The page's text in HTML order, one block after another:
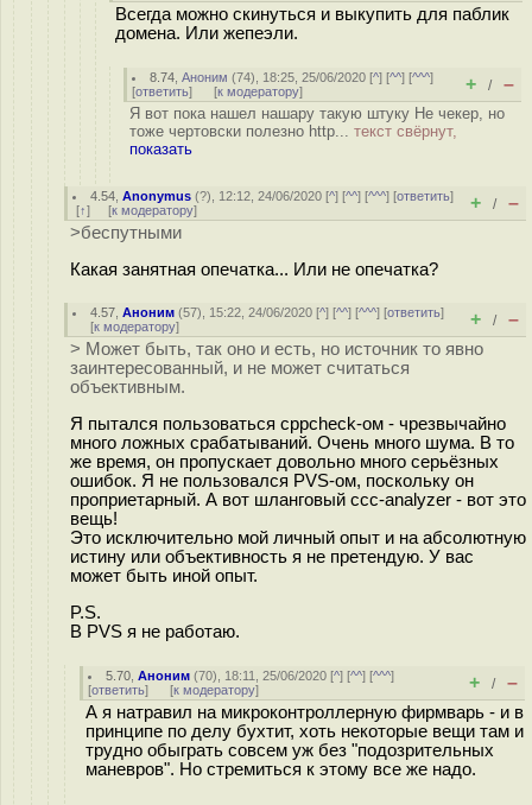
Всегда можно скинуться и выкупить для паблик
домена. Или жепеэли.
8.74 ,Аноним (74), 18:25, 25/06/2020 [^] [^^] [^^^]
[ответить] [к модератору] + / –
Я вот пока нашел нашару такую штуку Не чекер, но
тоже чертовски полезно http... текст свёрнут,
показать
4.54 ,Anonymus (?), 12:12, 24/06/2020 [^] [^^] [^^^] [ответить]
[↑] [к модератору] + / –
>беспутными
Какая занятная опечатка... Или не опечатка?
4.57 ,Аноним (57), 15:22, 24/06/2020 [^] [^^] [^^^] [ответить]
[к модератору] + / –
> Может быть, так оно и есть, но источник то явно
заинтересованный, и не может считаться
объективным.
Я пытался пользоваться cppcheck-ом - чрезвычайно
много ложных срабатываний. Очень много шума. В то
же время, он пропускает довольно много серьёзных
ошибок. Я не пользовался PVS-ом, поскольку он
проприетарный. А вот шланговый ccc-analyzer - вот это
вещь!
Это исключительно мой личный опыт и на абсолютную
истину или объективность я не претендую. У вас
может быть иной опыт.
P.S.
В PVS я не работаю.
5.70 ,Аноним (70), 18:11, 25/06/2020 [^] [^^] [^^^]
[ответить] [к модератору] + / –
А я натравил на микроконтроллерную фирмварь - и в
принципе по делу бухтит, хоть некоторые вещи там и
трудно обыграть совсем уж без "подозрительных
маневров". Но стремиться к этому все же надо.